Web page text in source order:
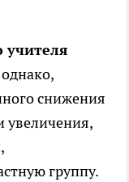
учителя
однако,
снижения
увеличения,
группу.